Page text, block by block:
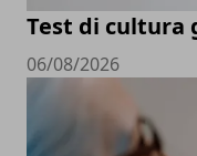
Test di cultura
06/08/2026